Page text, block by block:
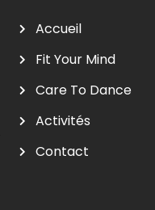
Accueil
Fit Your Mind
Care To Dance
Activités
Contact